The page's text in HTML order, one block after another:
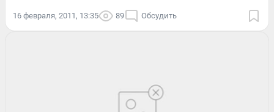
16 февраля, 2011, 13:35 89 Обсудить